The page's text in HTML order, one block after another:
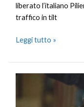
liberato l’italiano
traffico in tilt
Leggi tutto »
Disoccupazione
lieve